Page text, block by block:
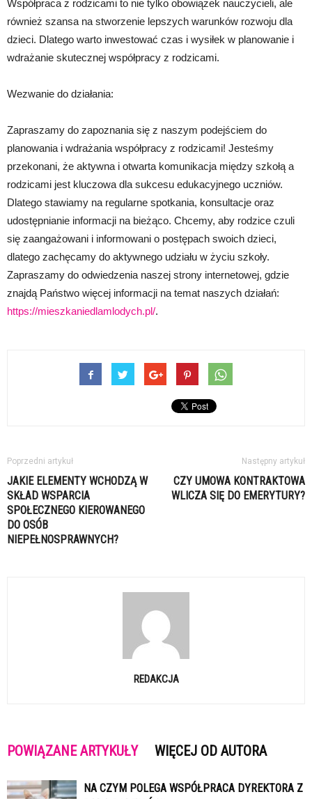
Współpraca z rodzicami to nie tylko obowiązek nauczycieli, ale
również szansa na stworzenie lepszych warunków rozwoju dla
dzieci. Dlatego warto inwestować czas i wysiłek w planowanie i
wdrażanie skutecznej współpracy z rodzicami.
Wezwanie do działania:
Zapraszamy do zapoznania się z naszym podejściem do
planowania i wdrażania współpracy z rodzicami! Jesteśmy
przekonani, że aktywna i otwarta komunikacja między szkołą a
rodzicami jest kluczowa dla sukcesu edukacyjnego uczniów.
Dlatego stawiamy na regularne spotkania, konsultacje oraz
udostępnianie informacji na bieżąco. Chcemy, aby rodzice czuli
się zaangażowani i informowani o postępach swoich dzieci,
dlatego zachęcamy do aktywnego udziału w życiu szkoły.
Zapraszamy do odwiedzenia naszej strony internetowej, gdzie
znajdą Państwo więcej informacji na temat naszych działań:
https://mieszkaniedlamlodych.pl/.
Poprzedni artykuł
JAKIE ELEMENTY WCHODZĄ W
SKŁAD WSPARCIA
SPOŁECZNEGO KIEROWANEGO
DO OSÓB
NIEPEŁNOSPRAWNYCH?
Następny artykuł
CZY UMOWA KONTRAKTOWA
WLICZA SIĘ DO EMERYTURY?
REDAKCJA
POWIĄZANE ARTYKUŁY WIĘCEJ OD AUTORA
NA CZYM POLEGA WSPÓŁPRACA DYREKTORA Z